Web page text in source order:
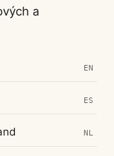
a
EN
ES
NL